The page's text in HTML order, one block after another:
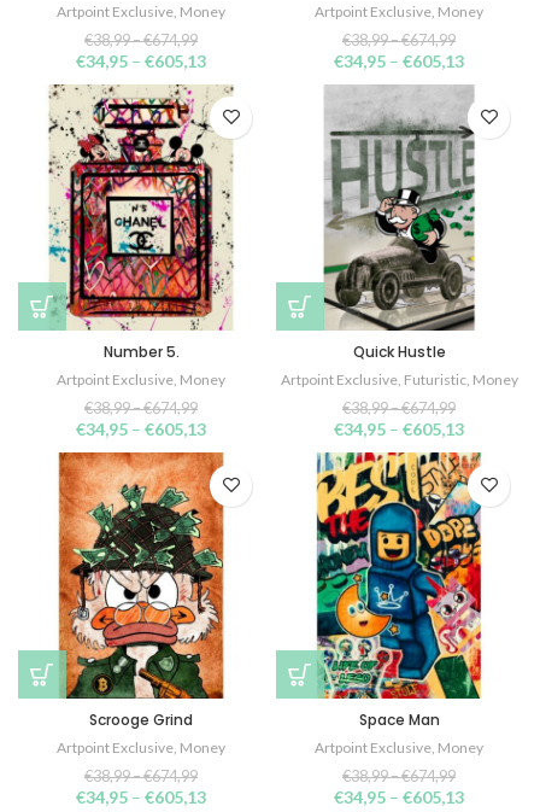
Artpoint Exclusive Money
€38,99–€674,99
€34,95 – €605,13
Artpoint Exclusive Money
€38,99–€674,99
€34,95 – €605,13
Number 5.
Artpoint Exclusive Money
€38,99–€674,99
€34,95 – €605,13
Quick Hustle
Artpoint Exclusive, Futuristic, Money
€38,99–€674,99
€34,95 – €605,13
Scrooge Grind
Artpoint Exclusive Money
€38,99–€674,99
€34,95 – €605,13
Space Man
Artpoint Exclusive Money
€38,99–€674,99
€34,95 – €605,13